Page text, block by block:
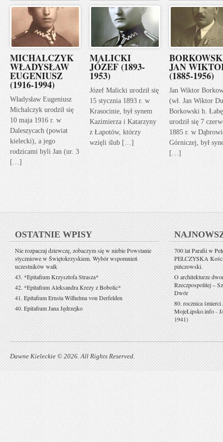
MICHALCZYK
WŁADYSŁAW
EUGENIUSZ
(1916-1994)
Władysław Eugeniusz
Michalczyk urodził się
10 maja 1916 r. w
Daleszycach (powiat
kielecki), a jego
rodzicami byli Jan (ur. 3
[…]
MALICKI
JÓZEF (1893-
1953)
Józef Malicki urodził się
15 stycznia 1893 r. w
Krasocinie, był synem
Kazimierza i Katarzyny
z Łapotów, którzy
wzięli ślub […]
JAN
(1885-1956)
Jan Wiktor
(wł. Jan Wiktor
Borkowski h.
urodził się 7
1885 r. w
Górniczej, był
[…]
OSTATNIE WPISY
Nie rozpaczaj dziewczę, zobaczym się w niebie Powstanie
styczniowe w Świętokrzyskiem. Wybór wspomnień
uczestników walk
43. *Epitafium Krzysztofa Strasza*
42. *Epitafium Aleksandra Krezy z Bobolic*
41. Epitafium Ernsta Wilhelma von Derfelden
40. Epitafium Jana Jędrzejko
700 lat Parafii w
PEŁCZYSKA
pińczowski.
O architekturze
Rzeczpospolitej –
Dwór
80. rocznica
MojeLipsko.info-
1941)
Dawne Kieleckie © 2026. All Rights Reserved.